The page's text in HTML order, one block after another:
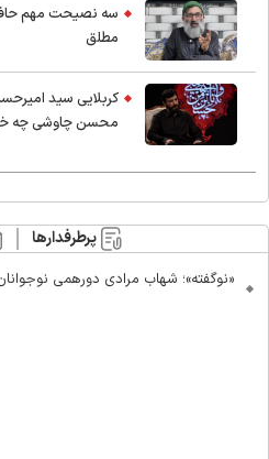
سه نصیحت مهم حافظ
مطلق
کربلایی سید
محسن چاوشی چه
پرطرفدارها
«نوگفته»؛ شهاب مرادی دورهمی نوجوانان